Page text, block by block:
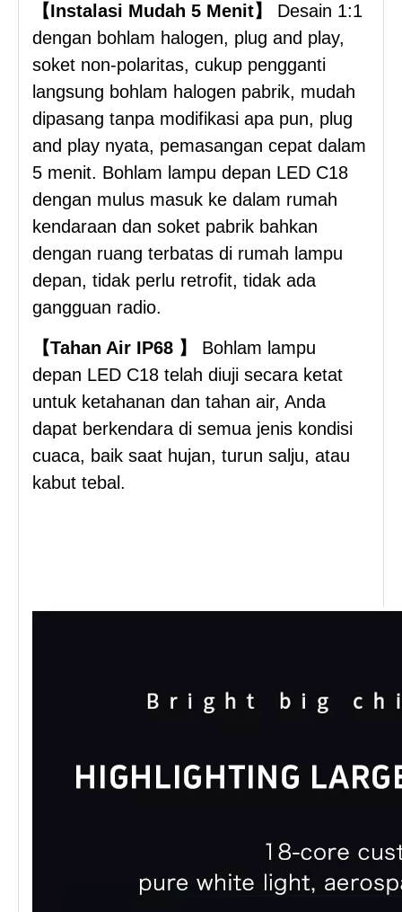
【Instalasi Mudah 5 Menit】 Desain 1:1
dengan bohlam halogen, plug and play,
soket non-polaritas, cukup pengganti
langsung bohlam halogen pabrik, mudah
dipasang tanpa modifikasi apa pun, plug
and play nyata, pemasangan cepat dalam
5 menit. Bohlam lampu depan LED C18
dengan mulus masuk ke dalam rumah
kendaraan dan soket pabrik bahkan
dengan ruang terbatas di rumah lampu
depan, tidak perlu retrofit, tidak ada
gangguan radio.
【Tahan Air IP68 】 Bohlam lampu
depan LED C18 telah diuji secara ketat
untuk ketahanan dan tahan air, Anda
dapat berkendara di semua jenis kondisi
cuaca, baik saat hujan, turun salju, atau
kabut tebal.